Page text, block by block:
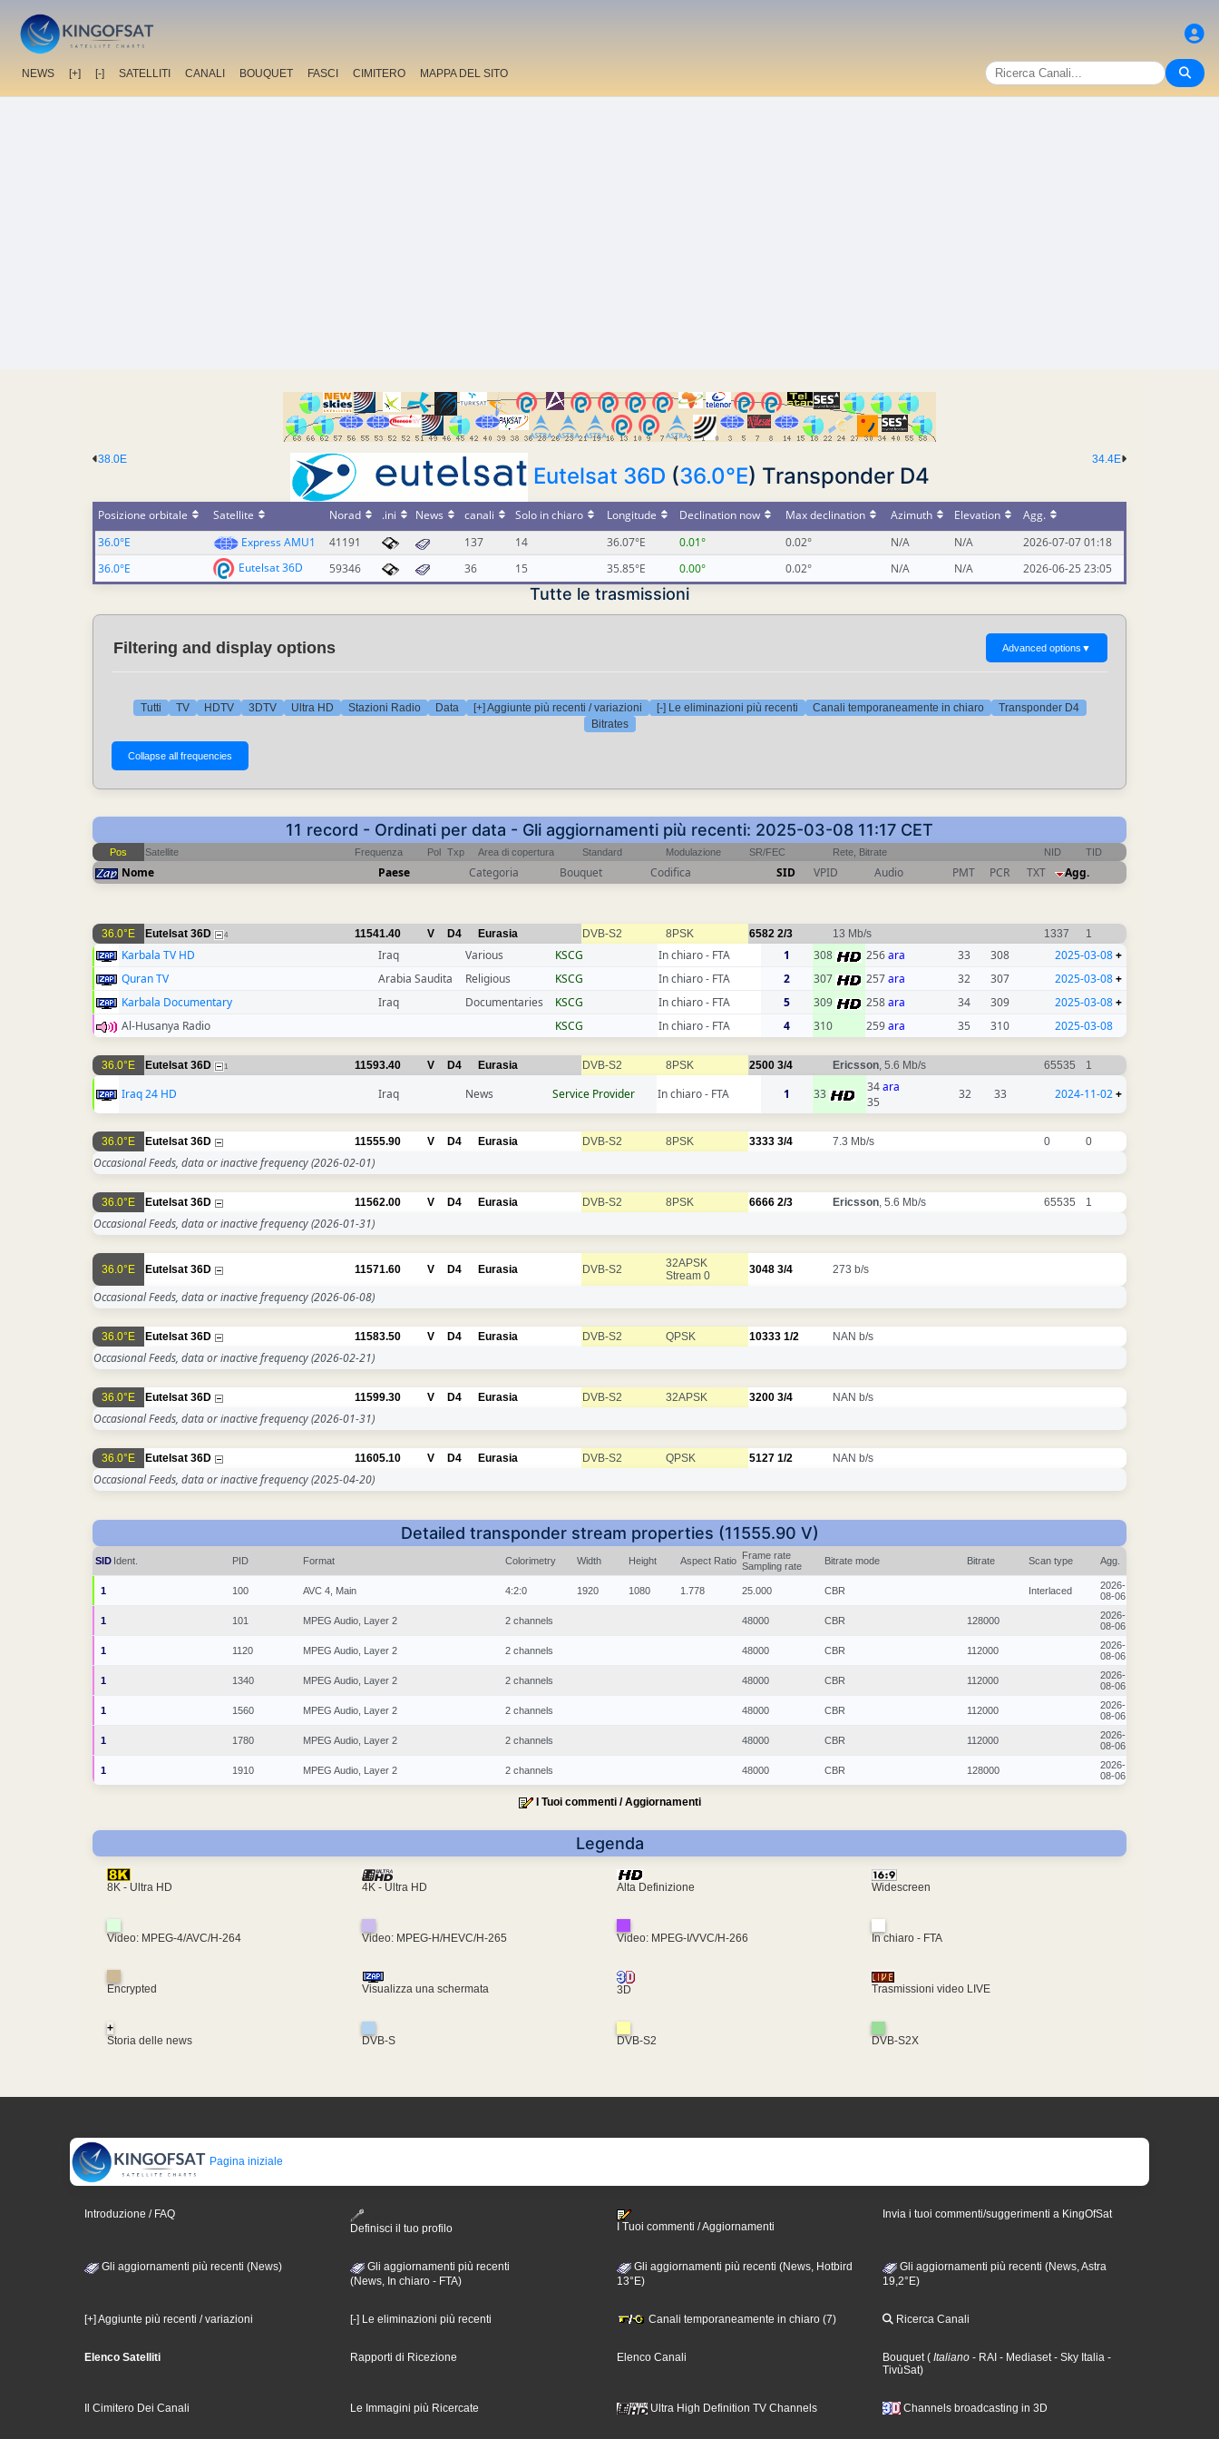
NEWS [+] [-] SATELLITI CANALI BOUQUET FASCI CIMITERO MAPPA DEL SITO
34.4E
38.0E
Eutelsat 36D (36.0°E) Transponder D4
Posizione orbitale Satellite Norad .ini News canali Solo in chiaro Longitude Declination now Max declination Azimuth Elevation
Agg.
36.0°E
Express AMU1 41191 137 14 36.07°E 0.01° 0.02° N/A N/A
2026-07-07 01:18
36.0°E
Eutelsat 36D 59346 36 15 35.85°E 0.00° 0.02° N/A N/A 2026-06-25 23:05
Tutte le trasmissioni
Filtering and display options Advanced options ▼
Tutti TV HDTV 3DTV Ultra HD Stazioni Radio Data [+] Aggiunte più recenti / variazioni [-] Le eliminazioni più recenti Canali temporaneamente in chiaro
Transponder D4
Bitrates
11 record - Ordinati per data - Gli aggiornamenti più recenti: 2025-03-08 11:17 CET
Pos Satellite Frequenza Pol Txp Area di copertura Standard Modulazione SR/FEC Rete, Bitrate NID TID
Nome Paese Categoria Bouquet Codifica SID VPID Audio PMT PCR TXT Agg.
36.0°E Eutelsat 36D 4 11541.40 V D4 Eurasia DVB-S2 8PSK 6582 2/3 13 Mb/s 1337 1
Karbala TV HD Iraq Various KSCG In chiaro - FTA 1 308 256ara 33 308 2025-03-08+
Quran TV
Arabia Saudita Religious KSCG In chiaro - FTA 2 307 257ara 32 307 2025-03-08+
Karbala Documentary
Iraq Documentaries KSCG In chiaro - FTA 5 309 258ara 34 309 2025-03-08+
Al-Husanya Radio
KSCG In chiaro - FTA 4 310 259ara 35 310 2025-03-08
36.0°E Eutelsat 36D 1 11593.40 V D4 Eurasia DVB-S2 8PSK 2500 3/4 Ericsson, 5.6 Mb/s 65535 1
Iraq 24 HD Iraq News Service Provider In chiaro - FTA 1 33 34ara
35
32 33 2024-11-02+
36.0°E Eutelsat 36D 11555.90 V D4 Eurasia DVB-S2 8PSK 3333 3/4 7.3 Mb/s 0 0
Occasional Feeds, data or inactive frequency(2026-02-01)
36.0°E Eutelsat 36D 11562.00 V D4 Eurasia DVB-S2 8PSK 6666 2/3 Ericsson, 5.6 Mb/s 65535 1
Occasional Feeds, data or inactive frequency(2026-01-31)
36.0°E Eutelsat 36D 11571.60 V D4 Eurasia DVB-S2
32APSK
Stream 0
3048 3/4 273 b/s
Occasional Feeds, data or inactive frequency(2026-06-08)
36.0°E Eutelsat 36D 11583.50 V D4 Eurasia DVB-S2 QPSK 10333 1/2 NAN b/s
Occasional Feeds, data or inactive frequency(2026-02-21)
36.0°E Eutelsat 36D 11599.30 V D4 Eurasia DVB-S2 32APSK 3200 3/4 NAN b/s
Occasional Feeds, data or inactive frequency(2026-01-31)
36.0°E Eutelsat 36D 11605.10 V D4 Eurasia DVB-S2 QPSK 5127 1/2 NAN b/s
Occasional Feeds, data or inactive frequency(2025-04-20)
Detailed transponder stream properties (11555.90 V)
SID Ident. PID Format Colorimetry Width Height Aspect Ratio
Frame rate
Sampling rate
Bitrate mode Bitrate Scan type Agg.
1 100 AVC 4, Main 4:2:0 1920 1080 1.778 25.000 CBR Interlaced
2026-
08-06
1 101 MPEG Audio, Layer 2 2 channels 48000 CBR 128000
2026-
08-06
1 1120 MPEG Audio, Layer 2 2 channels 48000 CBR 112000
2026-
08-06
1 1340 MPEG Audio, Layer 2 2 channels 48000 CBR 112000
2026-
08-06
1 1560 MPEG Audio, Layer 2 2 channels 48000 CBR 112000
2026-
08-06
1 1780 MPEG Audio, Layer 2 2 channels 48000 CBR 112000
2026-
08-06
1 1910 MPEG Audio, Layer 2 2 channels 48000 CBR 128000
2026-
08-06
I Tuoi commenti / Aggiornamenti
Legenda
8K - Ultra HD 4K - Ultra HD Alta Definizione Widescreen
Video: MPEG-4/AVC/H-264 Video: MPEG-H/HEVC/H-265 Video: MPEG-I/VVC/H-266 In chiaro - FTA
Encrypted Visualizza una schermata 3D Trasmissioni video LIVE
+
Storia delle news
DVB-S DVB-S2 DVB-S2X
Pagina iniziale
Introduzione / FAQ
Definisci il tuo profilo
I Tuoi commenti / Aggiornamenti
Invia i tuoi commenti/suggerimenti a KingOfSat
Gli aggiornamenti più recenti (News)
Gli aggiornamenti più recenti
(News, In chiaro - FTA)
Gli aggiornamenti più recenti (News, Hotbird
13°E)
Gli aggiornamenti più recenti (News, Astra
19,2°E)
[+] Aggiunte più recenti / variazioni [-] Le eliminazioni più recenti Canali temporaneamente in chiaro (7) Ricerca Canali
Elenco Satelliti Rapporti di Ricezione Elenco Canali Bouquet ( Italiano - RAI - Mediaset - Sky Italia -
TivùSat)
Il Cimitero Dei Canali Le Immagini più Ricercate Ultra High Definition TV Channels Channels broadcasting in 3D